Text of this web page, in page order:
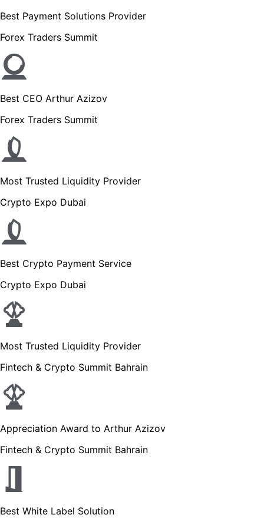
Best Payment Solutions Provider
Forex Traders Summit
Best CEO Arthur Azizov
Forex Traders Summit
Most Trusted Liquidity Provider
Crypto Expo Dubai
Best Crypto Payment Service
Crypto Expo Dubai
Most Trusted Liquidity Provider
Fintech & Crypto Summit Bahrain
Appreciation Award to Arthur Azizov
Fintech & Crypto Summit Bahrain
Best White Label Solution